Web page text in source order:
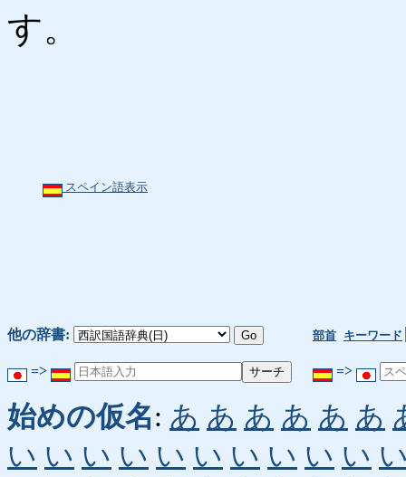
す。
スペイン語表示
他の辞書: 部首 キーワード
=> =>
始めの仮名: あ あ あ あ あ あ
い い い い い い い い い い